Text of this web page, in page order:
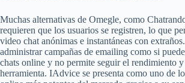
Muchas alternativas de Omegle, como
requieren que los usuarios se registren, lo que
video chat anónimas e instantáneas con
administrar campañas de emailing como si
chats online y no permite seguir el rendimiento y
herramienta. IAdvice se presenta como uno de